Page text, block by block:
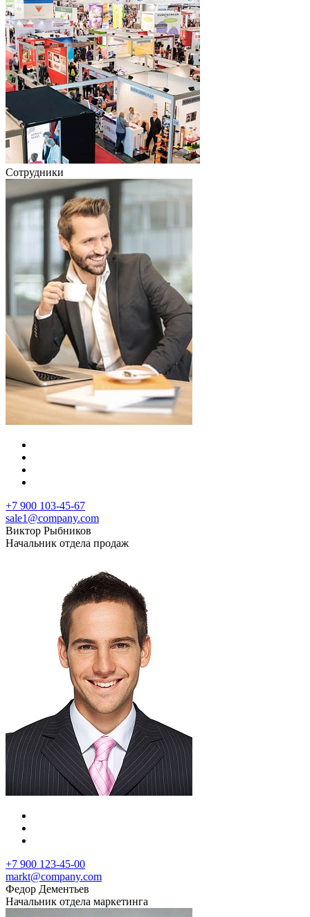
Сотрудники
+7 900 103-45-67
sale1@company.com
Виктор Рыбников
Начальник отдела продаж
+7 900 123-45-00
markt@company.com
Федор Дементьев
Начальник отдела маркетинга